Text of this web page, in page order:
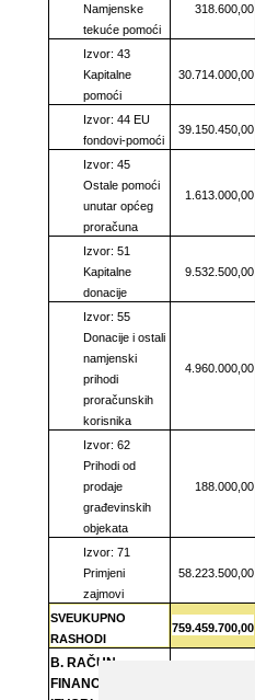
Namjenske
tekuće pomoći
318.600,00
Izvor: 43
Kapitalne
pomoći
30.714.000,00
Izvor: 44 EU
fondovi-pomoći
39.150.450,00
Izvor: 45
Ostale pomoći
unutar općeg
proračuna
1.613.000,00
Izvor: 51
Kapitalne
donacije
9.532.500,00
Izvor: 55
Donacije i ostali
namjenski
prihodi
proračunskih
korisnika
4.960.000,00
Izvor: 62
Prihodi od
prodaje
građevinskih
objekata
188.000,00
Izvor: 71
Primjeni
zajmovi
58.223.500,00
SVEUKUPNO
RASHODI
759.459.700,00
B. RAČUN
FINANCIRANJA -